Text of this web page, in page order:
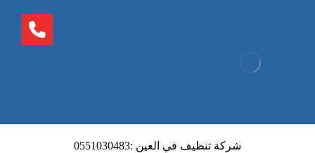
شركة تنظيف في العين :0551030483